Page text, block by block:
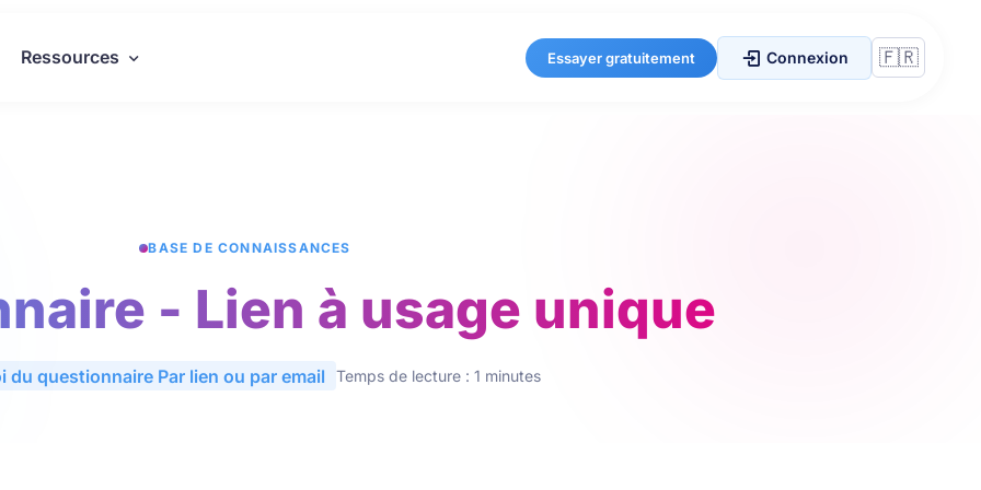
Ressources Essayer gratuitement Connexion
BASE DE CONNAISSANCES
- Lien à usage unique
du questionnaire Par lien ou par email Temps de lecture : 1 minutes